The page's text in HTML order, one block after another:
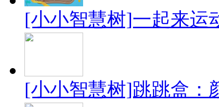
[小小智慧树]一起来运
[小小智慧树]跳跳盒：